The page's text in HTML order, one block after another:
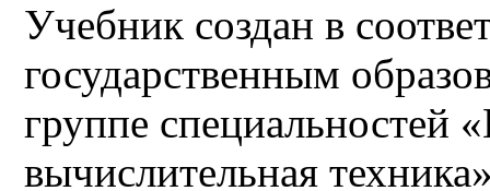
Учебник создан в
государственным
группе специальностей
вычислительная